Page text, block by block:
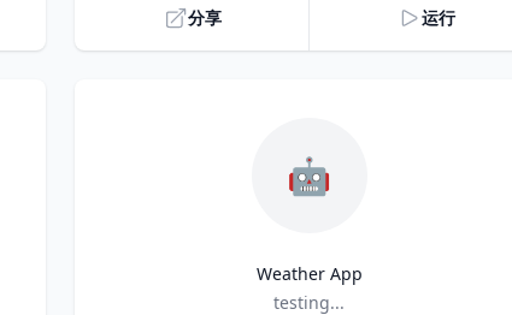
分享 运行
🤖
Weather App
testing...